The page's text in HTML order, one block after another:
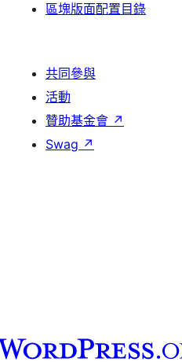
區塊版面配置目錄
共同參與
活動
贊助基金會 ↗
Swag ↗